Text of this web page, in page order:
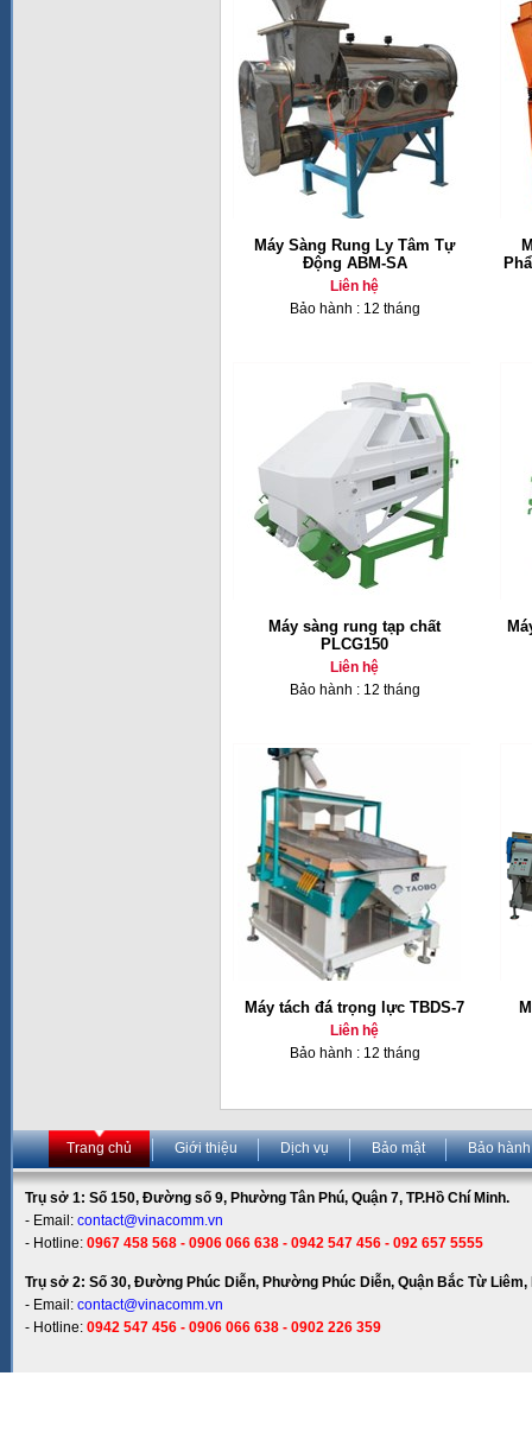
Máy Sàng Rung Ly Tâm Tự
Động ABM-SA
Liên hệ
Bảo hành : 12 tháng
Máy sàng rung tạp chất
PLCG150
Liên hệ
Bảo hành : 12 tháng
Máy tách đá trọng lực TBDS-7
Liên hệ
Bảo hành : 12 tháng
Trang chủ Giới thiệu Dịch vụ Bảo mật Bảo hành
Trụ sở 1: Số 150, Đường số 9, Phường Tân Phú, Quận 7, TP.Hồ Chí Minh.
- Email: contact@vinacomm.vn
- Hotline: 0967 458 568 - 0906 066 638 - 0942 547 456 - 092 657 5555
Trụ sở 2: Số 30, Đường Phúc Diễn, Phường Phúc Diễn, Quận Bắc Từ Liêm,
- Email: contact@vinacomm.vn
- Hotline: 0942 547 456 - 0906 066 638 - 0902 226 359